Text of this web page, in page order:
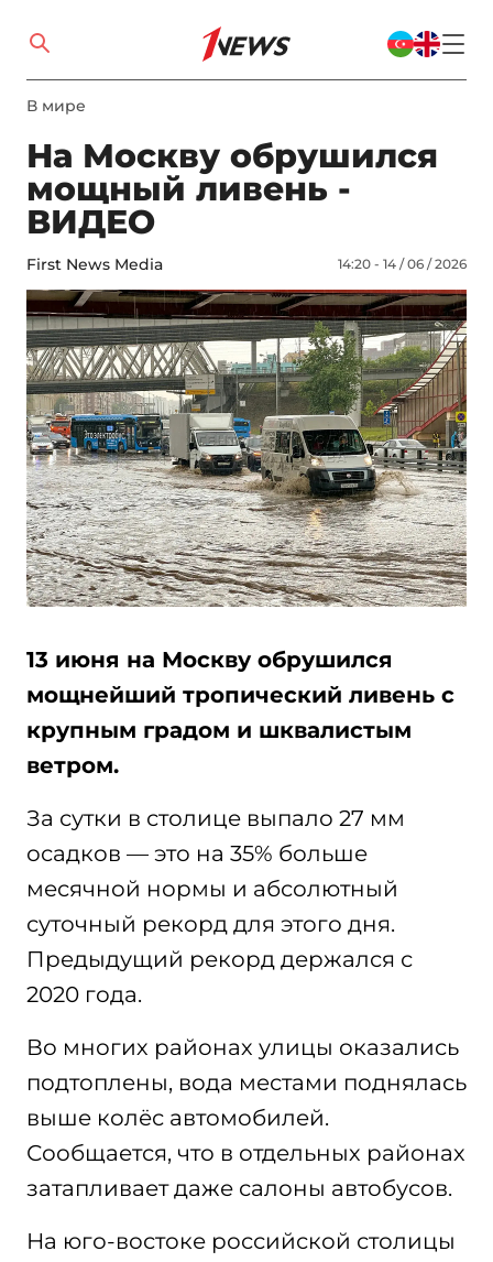
В мире
На Москву обрушился
мощный ливень -
ВИДЕО
First News Media 14:20 - 14 / 06 / 2026
13 июня на Москву обрушился
мощнейший тропический ливень с
крупным градом и шквалистым
ветром.
За сутки в столице выпало 27 мм
осадков — это на 35% больше
месячной нормы и абсолютный
суточный рекорд для этого дня.
Предыдущий рекорд держался с
2020 года.
Во многих районах улицы оказались
подтоплены, вода местами поднялась
выше колёс автомобилей.
Сообщается, что в отдельных районах
затапливает даже салоны автобусов.
На юго-востоке российской столицы